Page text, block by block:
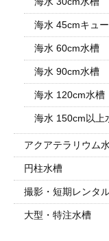
海水 45cmキュ
海水 60cm水槽
海水 90cm水槽
海水 120cm水槽
海水 150cm以上
アクアテラリウム
円柱水槽
撮影・短期レンタ
大型・特注水槽